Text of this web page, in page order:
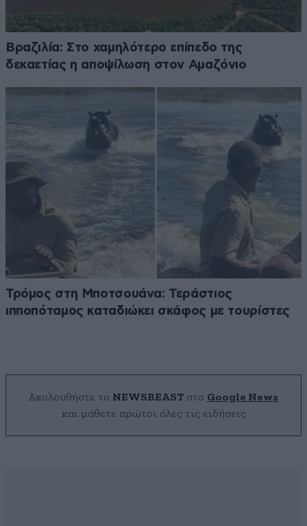
Βραζιλία: Στο χαμηλότερο επίπεδο της
δεκαετίας η αποψίλωση στον Αμαζόνιο
Τρόμος στη Μποτσουάνα: Τεράστιος
ιπποπόταμος καταδιώκει σκάφος με τουρίστες
Ακολουθήστε το NEWSBEAST στο Google News
και μάθετε πρώτοι όλες τις ειδήσεις